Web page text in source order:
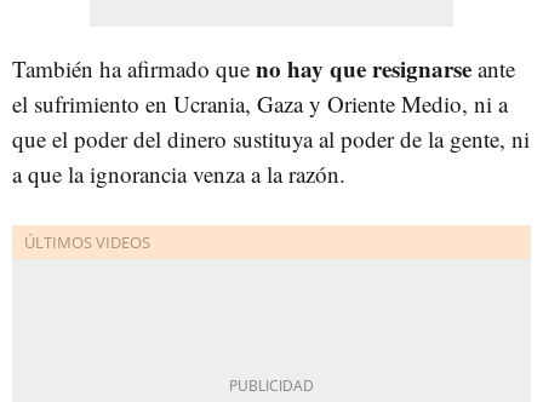
También ha afirmado que no hay que resignarse ante
el sufrimiento en Ucrania, Gaza y Oriente Medio, ni a
que el poder del dinero sustituya al poder de la gente, ni
a que la ignorancia venza a la razón.